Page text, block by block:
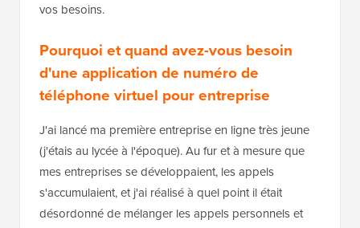
vos besoins.
Pourquoi et quand avez-vous besoin
d'une application de numéro de
téléphone virtuel pour entreprise
J'ai lancé ma première entreprise en ligne très jeune
(j'étais au lycée à l'époque). Au fur et à mesure que
mes entreprises se développaient, les appels
s'accumulaient, et j'ai réalisé à quel point il était
désordonné de mélanger les appels personnels et